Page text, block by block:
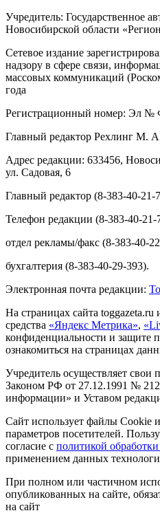
Учредитель: Государственное
Новосибирской области
Сетевое издание
надзору в сфере связи,
массовых коммуникаций
года
Регистрационный номер: Эл №
Главный редактор Рехлинг М.
Адрес редакции: 633456,
ул. Садовая, 6
Главный редактор (8-383-40-21-
Телефон редакции (8-383-40-21-
отдел рекламы/факс (8-383-40-
бухгалтерия (8-383-40-29-393).
Электронная почта редакции:
На страницах сайта
средства «Яндекс Метрика»,
конфиденциальности и защите
ознакомиться на страницах
Учредитель осуществляет свои
Законом РФ от 27.12.1991 №
информации» и Уставом
Сайт использует файлы Cookie
параметров посетителей.
согласие с политикой
применением данных
При полном или частичном
опубликованных на сайте,
на сайт